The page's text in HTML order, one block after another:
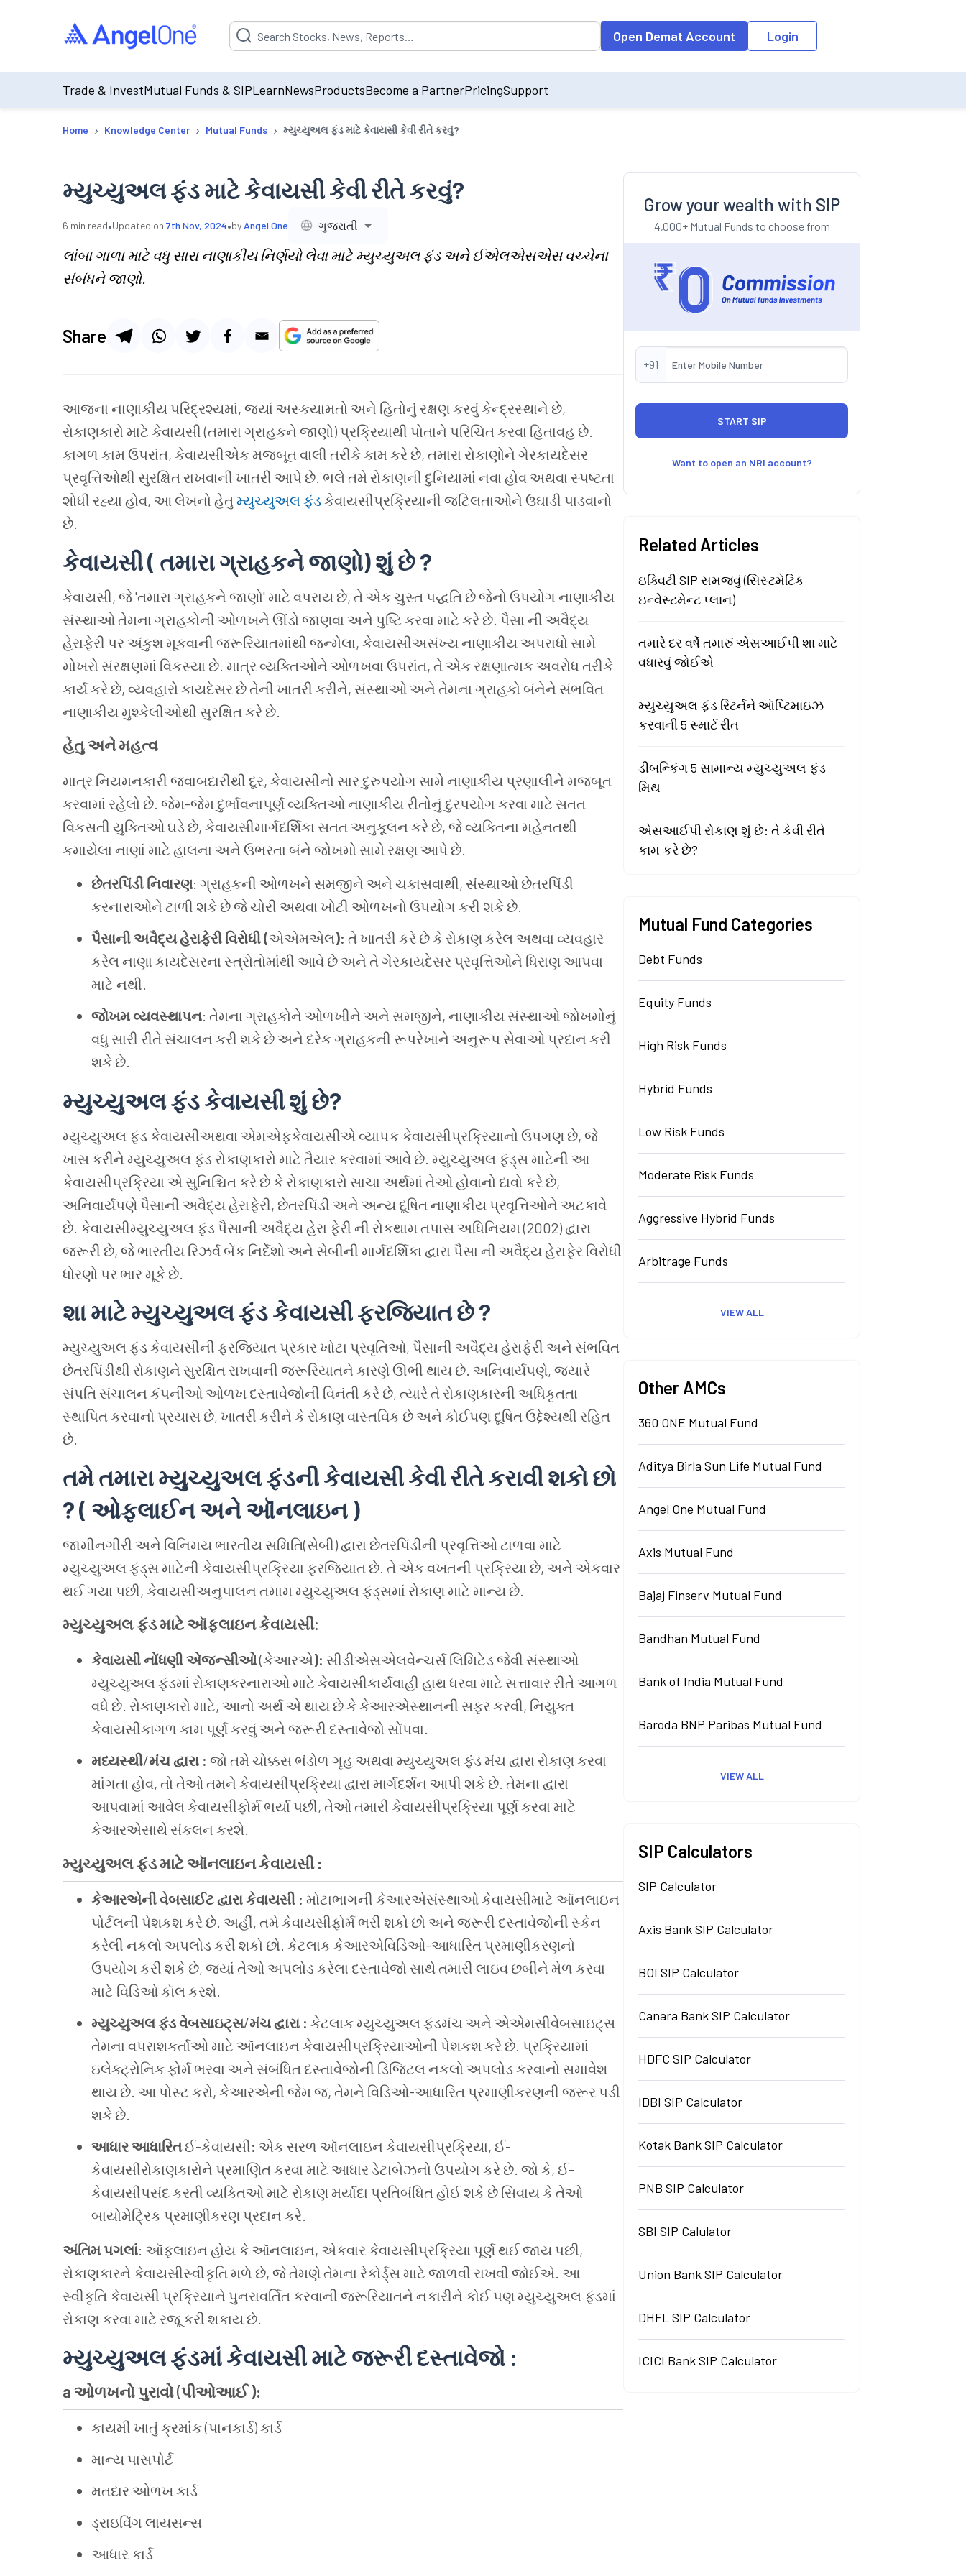
Suggestion will be populated by default on accessing the input field. On entering data into the input field, the suggestion list will be updated as per the
Open Demat Account Login
Trade & InvestMutual Funds & SIPLearnNewsProductsBecome a PartnerPricingSupport
Home › Knowledge Center › Mutual Funds › મ્યુચ્યુઅલ ફંડ માટે કેવાયસી કેવી રીતે કરવું?
મ્યુચ્યુઅલ ફંડ માટે કેવાયસી કેવી રીતે કરવું?
6 min read•Updated on 7th Nov, 2024•by Angel One ગુજરાતી
લાંબા ગાળા માટે વધુ સારા નાણાકીય નિર્ણયો લેવા માટે મ્યુચ્યુઅલ ફંડ અને ઈએલએસએસ વચ્ચેના
સંબંધને જાણો.
Share
આજના નાણાકીય પરિદ્રશ્યમાં, જ્યાં અસ્કયામતો અને હિતોનું રક્ષણ કરવું કેન્દ્રસ્થાને છે,
રોકાણકારો માટે કેવાયસી (તમારા ગ્રાહકને જાણો) પ્રક્રિયાથી પોતાને પરિચિત કરવા હિતાવહ છે.
કાગળ કામ ઉપરાંત, કેવાયસીએક મજબૂત વાલી તરીકે કામ કરે છે, તમારા રોકાણોને ગેરકાયદેસર
પ્રવૃત્તિઓથી સુરક્ષિત રાખવાની ખાતરી આપે છે. ભલે તમે રોકાણની દુનિયામાં નવા હોવ અથવા સ્પષ્ટતા
શોધી રહ્યા હોવ, આ લેખનો હેતુમ્યુચ્યુઅલ ફંડકેવાયસીપ્રક્રિયાની જટિલતાઓને ઉઘાડી પાડવાનો
છે.
કેવાયસી ( તમારા ગ્રાહકને જાણો)શું છે ?
કેવાયસી, જે 'તમારા ગ્રાહકને જાણો' માટે વપરાય છે, તે એક ચુસ્ત પદ્ધતિ છે જેનો ઉપયોગ નાણાકીય
સંસ્થાઓ તેમના ગ્રાહકોની ઓળખને ઊંડો જાણવા અને પુષ્ટિ કરવા માટે કરે છે. પૈસા ની અવૈદ્ય
હેરાફેરી પર અંકુશ મૂકવાની જરૂરિયાતમાંથી જન્મેલા, કેવાયસીઅસંખ્ય નાણાકીય અપરાધો સામે
મોખરો સંરક્ષણમાં વિકસ્યા છે. માત્ર વ્યક્તિઓને ઓળખવા ઉપરાંત, તે એક રક્ષણાત્મક અવરોધ તરીકે
કાર્ય કરે છે, વ્યવહારો કાયદેસર છે તેની ખાતરી કરીને, સંસ્થાઓ અને તેમના ગ્રાહકો બંનેને સંભવિત
નાણાકીય મુશ્કેલીઓથી સુરક્ષિત કરે છે.
હેતુ અને મહત્વ
માત્ર નિયમનકારી જવાબદારીથી દૂર, કેવાયસીનો સાર દુરુપયોગ સામે નાણાકીય પ્રણાલીને મજબૂત
કરવામાં રહેલો છે. જેમ-જેમ દુર્ભાવનાપૂર્ણ વ્યક્તિઓ નાણાકીય રીતોનું દુરપયોગ કરવા માટે સતત
વિકસતી યુક્તિઓ ઘડે છે, કેવાયસીમાર્ગદર્શિકા સતત અનુકૂલન કરે છે, જે વ્યક્તિના મહેનતથી
કમાયેલા નાણાં માટે હાલના અને ઉભરતા બંને જોખમો સામે રક્ષણ આપે છે.
છેતરપિંડી નિવારણ: ગ્રાહકની ઓળખને સમજીને અને ચકાસવાથી, સંસ્થાઓ છેતરપિંડી
કરનારાઓને ટાળી શકે છે જે ચોરી અથવા ખોટી ઓળખનો ઉપયોગ કરી શકે છે.
પૈસાની અવૈદ્ય હેરાફેરી વિરોધી (એએમએલ): તે ખાતરી કરે છે કે રોકાણ કરેલ અથવા વ્યવહાર
કરેલ નાણા કાયદેસરના સ્ત્રોતોમાંથી આવે છે અને તે ગેરકાયદેસર પ્રવૃત્તિઓને ધિરાણ આપવા
માટે નથી.
જોખમ વ્યવસ્થાપન: તેમના ગ્રાહકોને ઓળખીને અને સમજીને, નાણાકીય સંસ્થાઓ જોખમોનું
વધુ સારી રીતે સંચાલન કરી શકે છે અને દરેક ગ્રાહકની રૂપરેખાને અનુરૂપ સેવાઓ પ્રદાન કરી
શકે છે.
મ્યુચ્યુઅલ ફંડ કેવાયસી શું છે?
મ્યુચ્યુઅલ ફંડ કેવાયસીઅથવા એમએફકેવાયસીએ વ્યાપક કેવાયસીપ્રક્રિયાનો ઉપગણ છે, જે
ખાસ કરીને મ્યુચ્યુઅલ ફંડ રોકાણકારો માટે તૈયાર કરવામાં આવે છે. મ્યુચ્યુઅલ ફંડ્સ માટેની આ
કેવાયસીપ્રક્રિયા એ સુનિશ્ચિત કરે છે કે રોકાણકારો સાચા અર્થમાં તેઓ હોવાનો દાવો કરે છે,
અનિવાર્યપણે પૈસાની અવૈદ્ય હેરાફેરી, છેતરપિંડી અને અન્ય દૂષિત નાણાકીય પ્રવૃત્તિઓને અટકાવે
છે. કેવાયસીમ્યુચ્યુઅલ ફંડ પૈસાની અવૈદ્ય હેરા ફેરી ની રોકથામ તપાસ અધિનિયમ (2002) દ્વારા
જરૂરી છે, જે ભારતીય રિઝર્વ બેંક નિર્દેશો અને સેબીની માર્ગદર્શિકા દ્વારા પૈસા ની અવૈદ્ય હેરાફેર વિરોધી
ધોરણો પર ભાર મૂકે છે.
શા માટે મ્યુચ્યુઅલ ફંડ કેવાયસી ફરજિયાત છે ?
મ્યુચ્યુઅલ ફંડ કેવાયસીની ફરજિયાત પ્રકાર ખોટા પ્રવૃતિઓ, પૈસાની અવૈદ્ય હેરાફેરી અને સંભવિત
છેતરપિંડીથી રોકાણને સુરક્ષિત રાખવાની જરૂરિયાતને કારણે ઊભી થાય છે. અનિવાર્યપણે, જ્યારે
સંપતિ સંચાલન કંપનીઓ ઓળખ દસ્તાવેજોની વિનંતી કરે છે, ત્યારે તે રોકાણકારની અધિકૃતતા
સ્થાપિત કરવાનો પ્રયાસ છે, ખાતરી કરીને કે રોકાણ વાસ્તવિક છે અને કોઈપણ દૂષિત ઉદ્દેશ્યથી રહિત
છે.
તમે તમારા મ્યુચ્યુઅલ ફંડની કેવાયસી કેવી રીતે કરાવી શકો છો
? ( ઓફલાઈન અને ઑનલાઇન )
જામીનગીરી અને વિનિમય ભારતીય સમિતિ(સેબી) દ્વારા છેતરપિંડીની પ્રવૃત્તિઓ ટાળવા માટે
મ્યુચ્યુઅલ ફંડ્સ માટેની કેવાયસીપ્રક્રિયા ફરજિયાત છે. તે એક વખતની પ્રક્રિયા છે, અને એકવાર
થઈ ગયા પછી, કેવાયસીઅનુપાલન તમામ મ્યુચ્યુઅલ ફંડ્સમાં રોકાણ માટે માન્ય છે.
મ્યુચ્યુઅલ ફંડ માટે ઑફલાઇન કેવાયસી:
કેવાયસી નોંધણી એજન્સીઓ(કેઆરએ): સીડીએસએલવેન્ચર્સ લિમિટેડ જેવી સંસ્થાઓ
મ્યુચ્યુઅલ ફંડમાં રોકાણકરનારાઓ માટે કેવાયસીકાર્યવાહી હાથ ધરવા માટે સત્તાવાર રીતે આગળ
વધે છે. રોકાણકારો માટે, આનો અર્થ એ થાય છે કે કેઆરએસ્થાનની સફર કરવી, નિયુક્ત
કેવાયસીકાગળ કામ પૂર્ણ કરવું અને જરૂરી દસ્તાવેજો સોંપવા.
મધ્યસ્થી/મંચ દ્વારા : જો તમે ચોક્કસ ભંડોળ ગૃહ અથવા મ્યુચ્યુઅલ ફંડ મંચ દ્વારા રોકાણ કરવા
માંગતા હોવ, તો તેઓ તમને કેવાયસીપ્રક્રિયા દ્વારા માર્ગદર્શન આપી શકે છે. તેમના દ્વારા
આપવામાં આવેલ કેવાયસીફોર્મ ભર્યા પછી, તેઓ તમારી કેવાયસીપ્રક્રિયા પૂર્ણ કરવા માટે
કેઆરએસાથે સંકલન કરશે.
મ્યુચ્યુઅલ ફંડ માટે ઑનલાઇન કેવાયસી :
કેઆરએની વેબસાઈટ દ્વારા કેવાયસી : મોટાભાગની કેઆરએસંસ્થાઓ કેવાયસીમાટે ઑનલાઇન
પોર્ટલની પેશકશ કરે છે. અહીં, તમે કેવાયસીફોર્મ ભરી શકો છો અને જરૂરી દસ્તાવેજોની સ્કેન
કરેલી નકલો અપલોડ કરી શકો છો. કેટલાક કેઆરએવિડિઓ-આધારિત પ્રમાણીકરણનો
ઉપયોગ કરી શકે છે, જ્યાં તેઓ અપલોડ કરેલા દસ્તાવેજો સાથે તમારી લાઇવ છબીને મેળ કરવા
માટે વિડિઓ કૉલ કરશે.
મ્યુચ્યુઅલ ફંડ વેબસાઇટ્સ/મંચ દ્વારા : કેટલાક મ્યુચ્યુઅલ ફંડમંચ અને એએમસીવેબસાઇટ્સ
તેમના વપરાશકર્તાઓ માટે ઑનલાઇન કેવાયસીપ્રક્રિયાઓની પેશકશ કરે છે. પ્રક્રિયામાં
ઇલેક્ટ્રોનિક ફોર્મ ભરવા અને સંબંધિત દસ્તાવેજોની ડિજિટલ નકલો અપલોડ કરવાનો સમાવેશ
થાય છે. આ પોસ્ટ કરો, કેઆરએની જેમ જ, તેમને વિડિઓ-આધારિત પ્રમાણીકરણની જરૂર પડી
શકે છે.
આધાર આધારિતઈ-કેવાયસી: એક સરળ ઑનલાઇન કેવાયસીપ્રક્રિયા, ઈ-
કેવાયસીરોકાણકારોને પ્રમાણિત કરવા માટે આધાર ડેટાબેઝનો ઉપયોગ કરે છે. જો કે, ઈ-
કેવાયસીપસંદ કરતી વ્યક્તિઓ માટે રોકાણ મર્યાદા પ્રતિબંધિત હોઈ શકે છે સિવાય કે તેઓ
બાયોમેટ્રિક પ્રમાણીકરણ પ્રદાન કરે.
અંતિમ પગલાં: ઑફલાઇન હોય કે ઑનલાઇન, એકવાર કેવાયસીપ્રક્રિયા પૂર્ણ થઈ જાય પછી,
રોકાણકારને કેવાયસીસ્વીકૃતિ મળે છે, જે તેમણે તેમના રેકોર્ડ્સ માટે જાળવી રાખવી જોઈએ. આ
સ્વીકૃતિ કેવાયસી પ્રક્રિયાને પુનરાવર્તિત કરવાની જરૂરિયાતને નકારીને કોઈ પણ મ્યુચ્યુઅલ ફંડમાં
રોકાણ કરવા માટે રજૂ કરી શકાય છે.
મ્યુચ્યુઅલ ફંડમાં કેવાયસી માટે જરૂરી દસ્તાવેજો :
a ઓળખનો પુરાવો(પીઓઆઈ ):
કાયમી ખાતું ક્રમાંક (પાનકાર્ડ) કાર્ડ
માન્ય પાસપોર્ટ
મતદાર ઓળખ કાર્ડ
ડ્રાઇવિંગ લાયસન્સ
આધાર કાર્ડ
Grow your wealth with SIP
4,000+ Mutual Funds to choose from
+91
Want to open an NRI account?
Related Articles
ઇક્વિટી SIP સમજવું (સિસ્ટમેટિક
ઇન્વેસ્ટમેન્ટ પ્લાન)
તમારે દર વર્ષે તમારું એસઆઈપી શા માટે
વધારવું જોઈએ
મ્યુચ્યુઅલ ફંડ રિટર્નને ઑપ્ટિમાઇઝ
કરવાની 5 સ્માર્ટ રીત
ડીબન્કિંગ 5 સામાન્ય મ્યુચ્યુઅલ ફંડ
મિથ
એસઆઈપી રોકાણ શું છે: તે કેવી રીતે
કામ કરે છે?
Mutual Fund Categories
Debt Funds
Equity Funds
High Risk Funds
Hybrid Funds
Low Risk Funds
Moderate Risk Funds
Aggressive Hybrid Funds
Arbitrage Funds
VIEW ALL
Other AMCs
360 ONE Mutual Fund
Aditya Birla Sun Life Mutual Fund
Angel One Mutual Fund
Axis Mutual Fund
Bajaj Finserv Mutual Fund
Bandhan Mutual Fund
Bank of India Mutual Fund
Baroda BNP Paribas Mutual Fund
VIEW ALL
SIP Calculators
SIP Calculator
Axis Bank SIP Calculator
BOI SIP Calculator
Canara Bank SIP Calculator
HDFC SIP Calculator
IDBI SIP Calculator
Kotak Bank SIP Calculator
PNB SIP Calculator
SBI SIP Calulator
Union Bank SIP Calculator
DHFL SIP Calculator
ICICI Bank SIP Calculator